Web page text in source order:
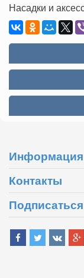
Насадки и
Информация
Контакты
Подписаться